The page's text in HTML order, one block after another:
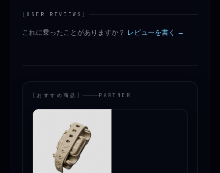
[ USER REVIEWS ]
これに乗ったことがありますか？ レビューを書く →
[ おすすめ商品 ] PARTNER